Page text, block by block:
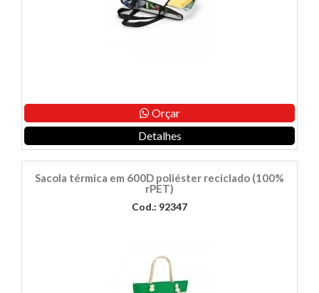
Orçar
Detalhes
Sacola térmica em 600D poliéster reciclado (100%
rPET)
Cod.: 92347